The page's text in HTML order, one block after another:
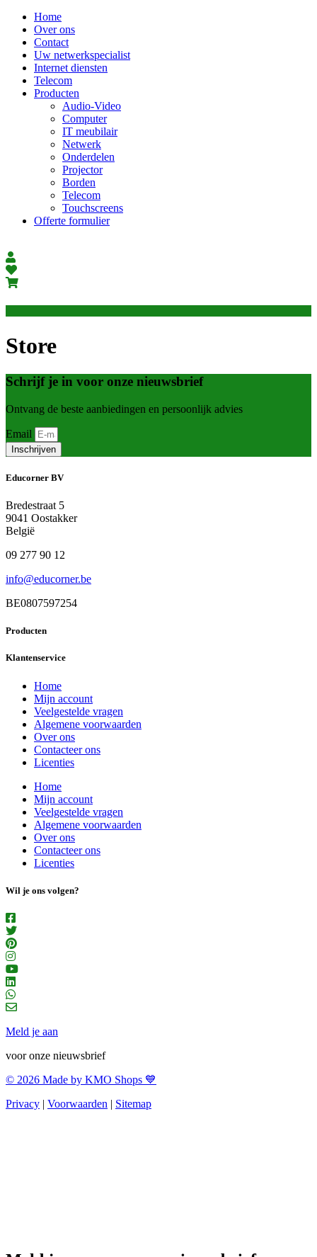
Home
Over ons
Contact
Uw netwerkspecialist
Internet diensten
Telecom
Producten
Audio-Video
Computer
IT meubilair
Netwerk
Onderdelen
Projector
Borden
Telecom
Touchscreens
Offerte formulier
Store
Schrijf je in voor onze nieuwsbrief
Ontvang de beste aanbiedingen en persoonlijk advies
Email
Inschrijven
Educorner BV
Bredestraat 5
9041 Oostakker
België
09 277 90 12
info@educorner.be
BE0807597254
Producten
Klantenservice
Home
Mijn account
Veelgestelde vragen
Algemene voorwaarden
Over ons
Contacteer ons
Licenties
Home
Mijn account
Veelgestelde vragen
Algemene voorwaarden
Over ons
Contacteer ons
Licenties
Wil je ons volgen?
Meld je aan
voor onze nieuwsbrief
© 2026 Made by KMO Shops 💙
Privacy | Voorwaarden | Sitemap